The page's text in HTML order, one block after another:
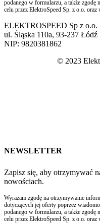
podanego w formularzu, a także
celu przez ElektroSpeed Sp. z o.o.
ELEKTROSPEED Sp z o.o.
ul. Śląska 110a, 93-237 Łódź
NIP: 9820381862
© 2023
NEWSLETTER
Zapisz się, aby otrzymywać
nowościach.
Wyrażam zgodę na otrzymywanie
dotyczących jej oferty poprzez
podanego w formularzu, a także
celu przez ElektroSpeed Sp. z o.o.